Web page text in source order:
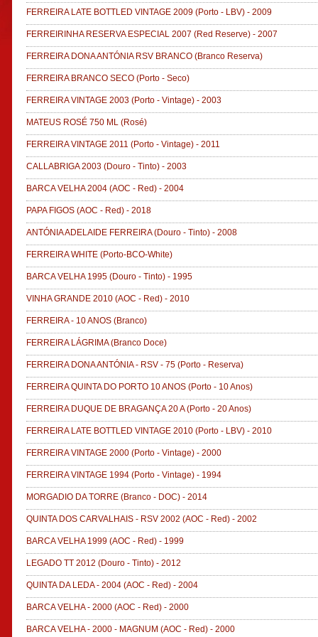
FERREIRA LATE BOTTLED VINTAGE 2009 (Porto - LBV) - 2009
FERREIRINHA RESERVA ESPECIAL 2007 (Red Reserve) - 2007
FERREIRA DONA ANTÓNIA RSV BRANCO (Branco Reserva)
FERREIRA BRANCO SECO (Porto - Seco)
FERREIRA VINTAGE 2003 (Porto - Vintage) - 2003
MATEUS ROSÉ 750 ML (Rosé)
FERREIRA VINTAGE 2011 (Porto - Vintage) - 2011
CALLABRIGA 2003 (Douro - Tinto) - 2003
BARCA VELHA 2004 (AOC - Red) - 2004
PAPA FIGOS (AOC - Red) - 2018
ANTÓNIA ADELAIDE FERREIRA(Douro - Tinto) - 2008
FERREIRA WHITE (Porto-BCO-White)
BARCA VELHA 1995 (Douro - Tinto) - 1995
VINHA GRANDE 2010 (AOC - Red) - 2010
FERREIRA - 10 ANOS (Branco)
FERREIRA LÁGRIMA(Branco Doce)
FERREIRA DONA ANTÓNIA - RSV - 75 (Porto - Reserva)
FERREIRA QUINTA DO PORTO 10 ANOS (Porto - 10 Anos)
FERREIRA DUQUE DE BRAGANÇA 20 A(Porto - 20 Anos)
FERREIRA LATE BOTTLED VINTAGE 2010 (Porto - LBV) - 2010
FERREIRA VINTAGE 2000 (Porto - Vintage) - 2000
FERREIRA VINTAGE 1994 (Porto - Vintage) - 1994
MORGADIO DA TORRE (Branco - DOC) - 2014
QUINTA DOS CARVALHAIS - RSV 2002 (AOC - Red) - 2002
BARCA VELHA 1999 (AOC - Red) - 1999
LEGADO TT 2012 (Douro - Tinto) - 2012
QUINTA DA LEDA - 2004 (AOC - Red) - 2004
BARCA VELHA - 2000 (AOC - Red) - 2000
BARCA VELHA - 2000 - MAGNUM (AOC - Red) - 2000